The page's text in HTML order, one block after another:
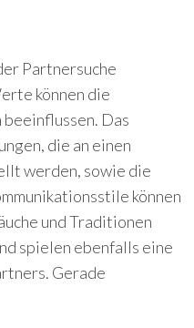
Partnersuche
können die
Das
die an einen
werden, sowie die
können
und Traditionen
spielen ebenfalls eine
Gerade